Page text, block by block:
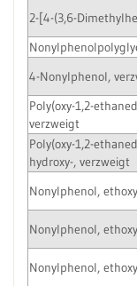
2-[4-(3,6-
4-Nonylphenol,
Poly(oxy-1,2-
verzweigt
Poly(oxy-1,2-
hydroxy-, verzweigt
Nonylphenol,
Nonylphenol,
Nonylphenol,